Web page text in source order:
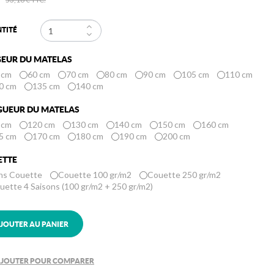
DU MATELAS
60 cm 70 cm 80 cm 90 cm 105 cm
110 cm
cm
135 cm 140 cm
DU MATELAS
120 cm 130 cm 140 cm 150 cm
160 cm
cm
170 cm 180 cm 190 cm 200 cm
Couette Couette 100 gr/m2
Couette 250 gr/m2
4 Saisons (100 gr/m2 + 250 gr/m2)
AU PANIER
POUR COMPARER